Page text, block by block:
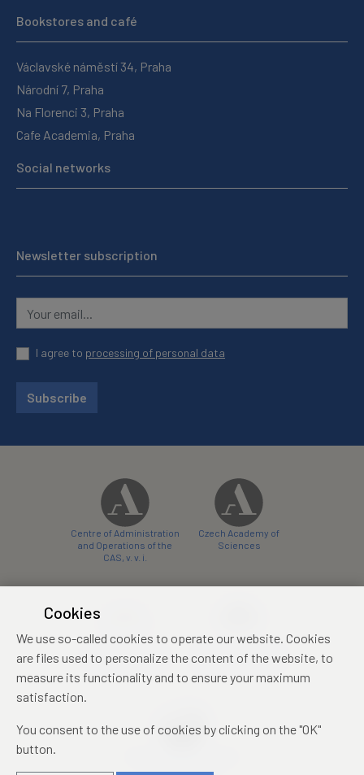
Bookstores and café
Václavské náměstí 34, Praha
Národní 7, Praha
Na Florenci 3, Praha
Cafe Academia, Praha
Social networks
Newsletter subscription
I agree to processing of personal data
Subscribe
Centre of Administration
and Operations of the
CAS, v. v. i.
Czech Academy of
Sciences
conference centre
konferenční centrum
Cookies
We use so-called cookies to operate our website. Cookies
are files used to personalize the content of the website, to
measure its functionality and to ensure your maximum
satisfaction.
You consent to the use of cookies by clicking on the "OK"
button.